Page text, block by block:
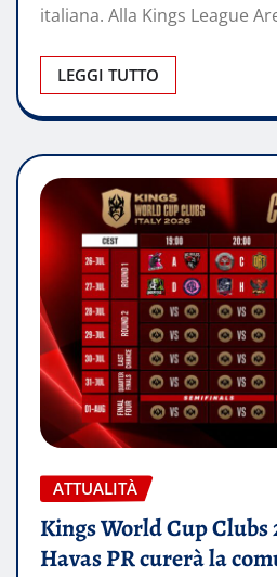
italiana. Alla Kings League
LEGGI TUTTO
ATTUALITÀ
Kings World Cup Clubs
Havas PR curerà la